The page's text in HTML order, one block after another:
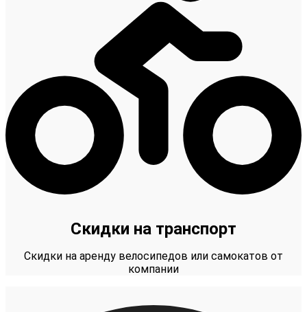
Скидки на транспорт
Скидки на аренду велосипедов или самокатов от
компании